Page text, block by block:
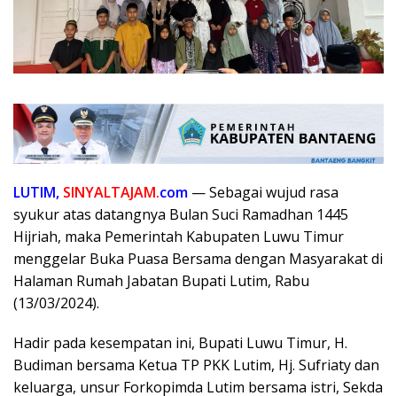
LUTIM, SINYALTAJAM.com — Sebagai wujud rasa
syukur atas datangnya Bulan Suci Ramadhan 1445
Hijriah, maka Pemerintah Kabupaten Luwu Timur
menggelar Buka Puasa Bersama dengan Masyarakat di
Halaman Rumah Jabatan Bupati Lutim, Rabu
(13/03/2024).
Hadir pada kesempatan ini, Bupati Luwu Timur, H.
Budiman bersama Ketua TP PKK Lutim, Hj. Sufriaty dan
keluarga, unsur Forkopimda Lutim bersama istri, Sekda